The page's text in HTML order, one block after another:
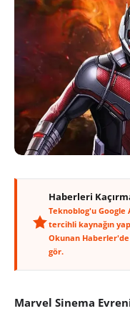
Haberleri
Teknoblog'u Google
tercihli kaynağın
Okunan Haberler'de
gör.
Marvel Sinema